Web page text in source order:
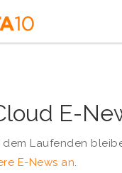
E-
Laufenden
E-News an.